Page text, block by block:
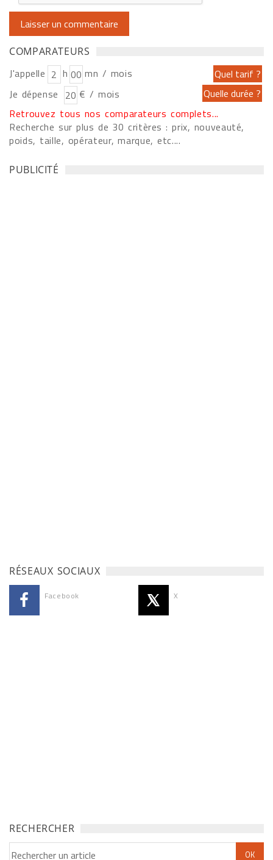
COMPARATEURS
J'appelle h
mn / mois
Je dépense
€ / mois
Retrouvez tous nos comparateurs complets...
Recherche sur plus de 30 critères : prix, nouveauté,
poids, taille, opérateur, marque, etc....
PUBLICITÉ
RÉSEAUX SOCIAUX
Facebook X
RECHERCHER